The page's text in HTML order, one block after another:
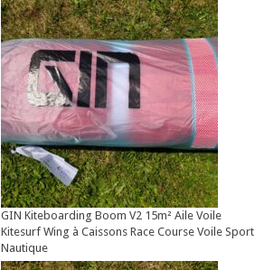
GIN Kiteboarding Boom V2 15m² Aile Voile
Kitesurf Wing à Caissons Race Course Voile Sport
Nautique